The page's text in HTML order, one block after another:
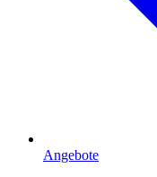
Angebote